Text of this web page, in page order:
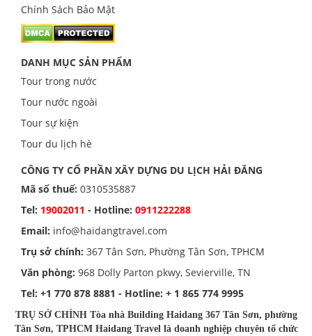
Chính Sách Bảo Mật
DANH MỤC SẢN PHẨM
Tour trong nước
Tour nước ngoài
Tour sự kiện
Tour du lịch hè
CÔNG TY CỔ PHẦN XÂY DỰNG DU LỊCH HẢI ĐĂNG
Mã số thuế: 0310535887
Tel: 19002011 - Hotline: 0911222288
Email: info@haidangtravel.com
Trụ sở chính: 367 Tân Sơn, Phường Tân Sơn, TPHCM
Văn phòng: 968 Dolly Parton pkwy, Sevierville, TN
Tel: +1 770 878 8881 - Hotline: + 1 865 774 9995
TRỤ SỞ CHÍNH Tòa nhà Building Haidang 367 Tân Sơn, phường
Tân Sơn, TPHCM Haidang Travel là doanh nghiệp chuyên tổ chức